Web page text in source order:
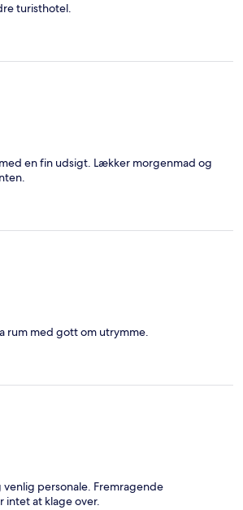
turisthotel.
en fin udsigt. Lækker morgenmad og
rum med gott om utrymme.
personale. Fremragende
intet at klage over.